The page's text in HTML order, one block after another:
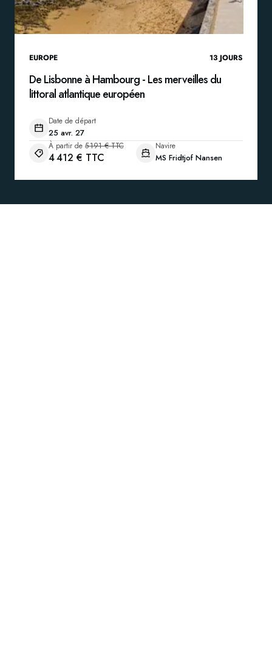
EUROPE 13 JOURS
De Lisbonne à Hambourg - Les merveilles du
littoral atlantique européen
Date de départ
25 avr. 27
À partir de 5 191 € TTC
4 412 € TTC
Navire
MS Fridtjof Nansen